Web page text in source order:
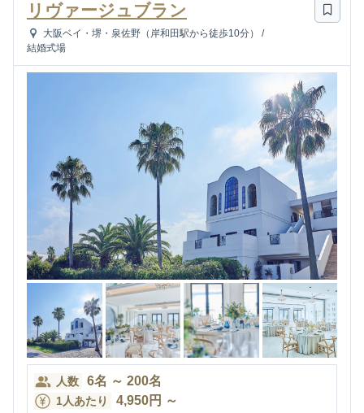
リヴァージュブラン
大阪ベイ・堺・泉佐野（岸和田駅から徒歩10分）
/
結婚式場
人数 6名 ～ 200名
1人あたり 4,950円 ～